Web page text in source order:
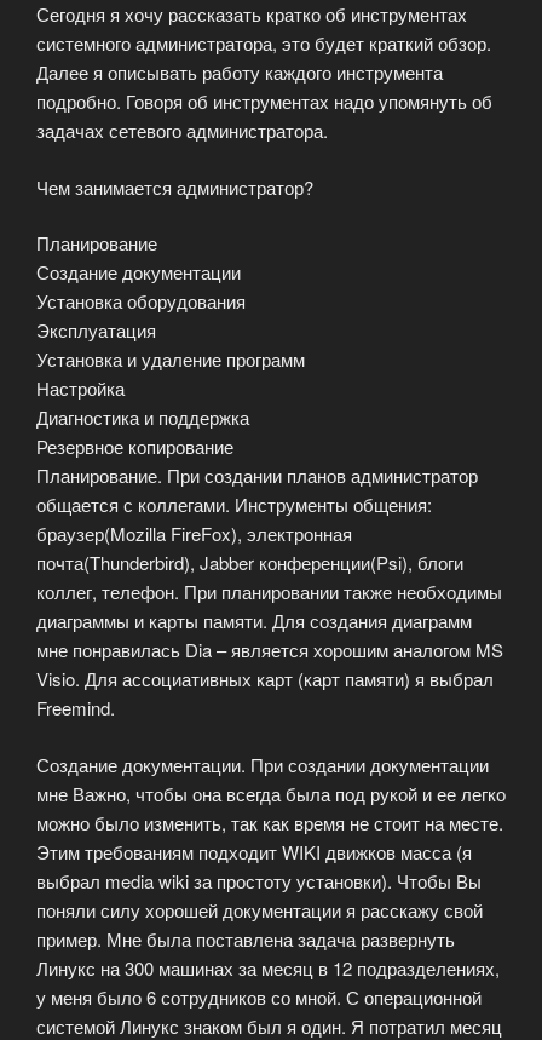
Сегодня я хочу рассказать кратко об инструментах
системного администратора, это будет краткий обзор.
Далее я описывать работу каждого инструмента
подробно. Говоря об инструментах надо упомянуть об
задачах сетевого администратора.
Чем занимается администратор?
Планирование
Создание документации
Установка оборудования
Эксплуатация
Установка и удаление программ
Настройка
Диагностика и поддержка
Резервное копирование
Планирование. При создании планов администратор
общается с коллегами. Инструменты общения:
браузер(Mozilla FireFox), электронная
почта(Thunderbird), Jabber конференции(Psi), блоги
коллег, телефон. При планировании также необходимы
диаграммы и карты памяти. Для создания диаграмм
мне понравилась Dia – является хорошим аналогом MS
Visio. Для ассоциативных карт (карт памяти) я выбрал
Freemind.
Создание документации. При создании документации
мне Важно, чтобы она всегда была под рукой и ее легко
можно было изменить, так как время не стоит на месте.
Этим требованиям подходит WIKI движков масса (я
выбрал media wiki за простоту установки). Чтобы Вы
поняли силу хорошей документации я расскажу свой
пример. Мне была поставлена задача развернуть
Линукс на 300 машинах за месяц в 12 подразделениях,
у меня было 6 сотрудников со мной. С операционной
системой Линукс знаком был я один. Я потратил месяц